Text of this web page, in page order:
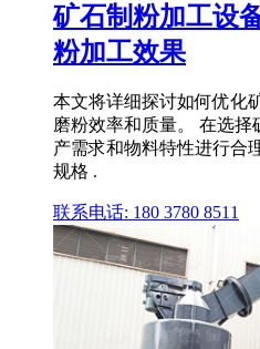
矿石制粉加工设
粉加工效果
本文将详细探讨如何优化
磨粉效率和质量。 在选择
产需求和物料特性进行合
规格 .
联系电话: 180 3780 8511